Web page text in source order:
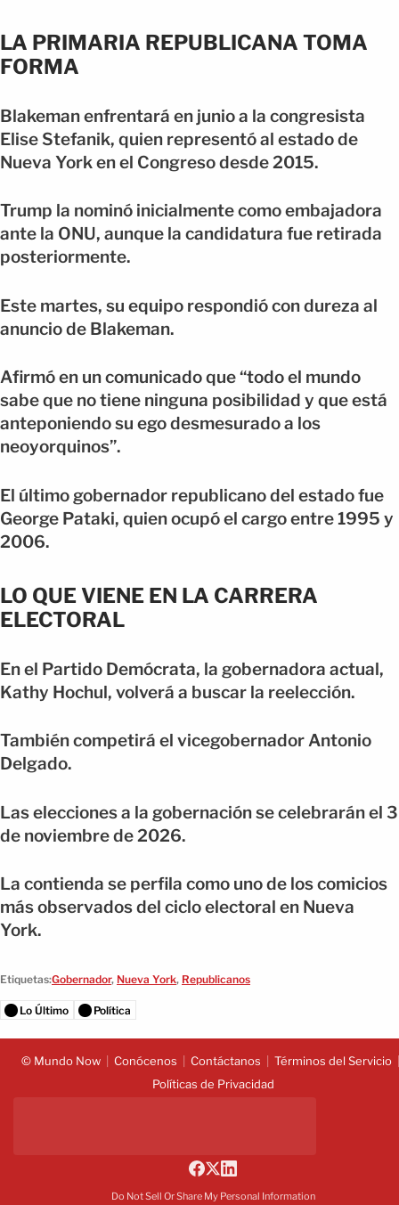
LA PRIMARIA REPUBLICANA TOMA
FORMA
Blakeman enfrentará en junio a la congresista
Elise Stefanik, quien representó al estado de
Nueva York en el Congreso desde 2015.
Trump la nominó inicialmente como embajadora
ante la ONU, aunque la candidatura fue retirada
posteriormente.
Este martes, su equipo respondió con dureza al
anuncio de Blakeman.
Afirmó en un comunicado que “todo el mundo
sabe que no tiene ninguna posibilidad y que está
anteponiendo su ego desmesurado a los
neoyorquinos”.
El último gobernador republicano del estado fue
George Pataki, quien ocupó el cargo entre 1995 y
2006.
LO QUE VIENE EN LA CARRERA
ELECTORAL
En el Partido Demócrata, la gobernadora actual,
Kathy Hochul, volverá a buscar la reelección.
También competirá el vicegobernador Antonio
Delgado.
Las elecciones a la gobernación se celebrarán el 3
de noviembre de 2026.
La contienda se perfila como uno de los comicios
más observados del ciclo electoral en Nueva
York.
Etiquetas:Gobernador, Nueva York, Republicanos
Lo Último Política
© Mundo Now Conócenos Contáctanos
Términos del Servicio
Políticas de Privacidad
Do Not Sell Or Share My Personal Information